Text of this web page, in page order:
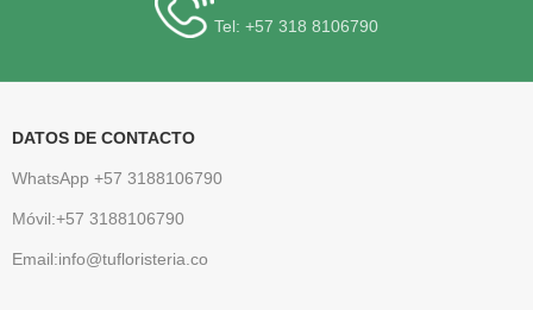
Tel: +57 318 8106790
DATOS DE CONTACTO
WhatsApp +57 3188106790
Móvil:+57 3188106790
Email:info@tufloristeria.co